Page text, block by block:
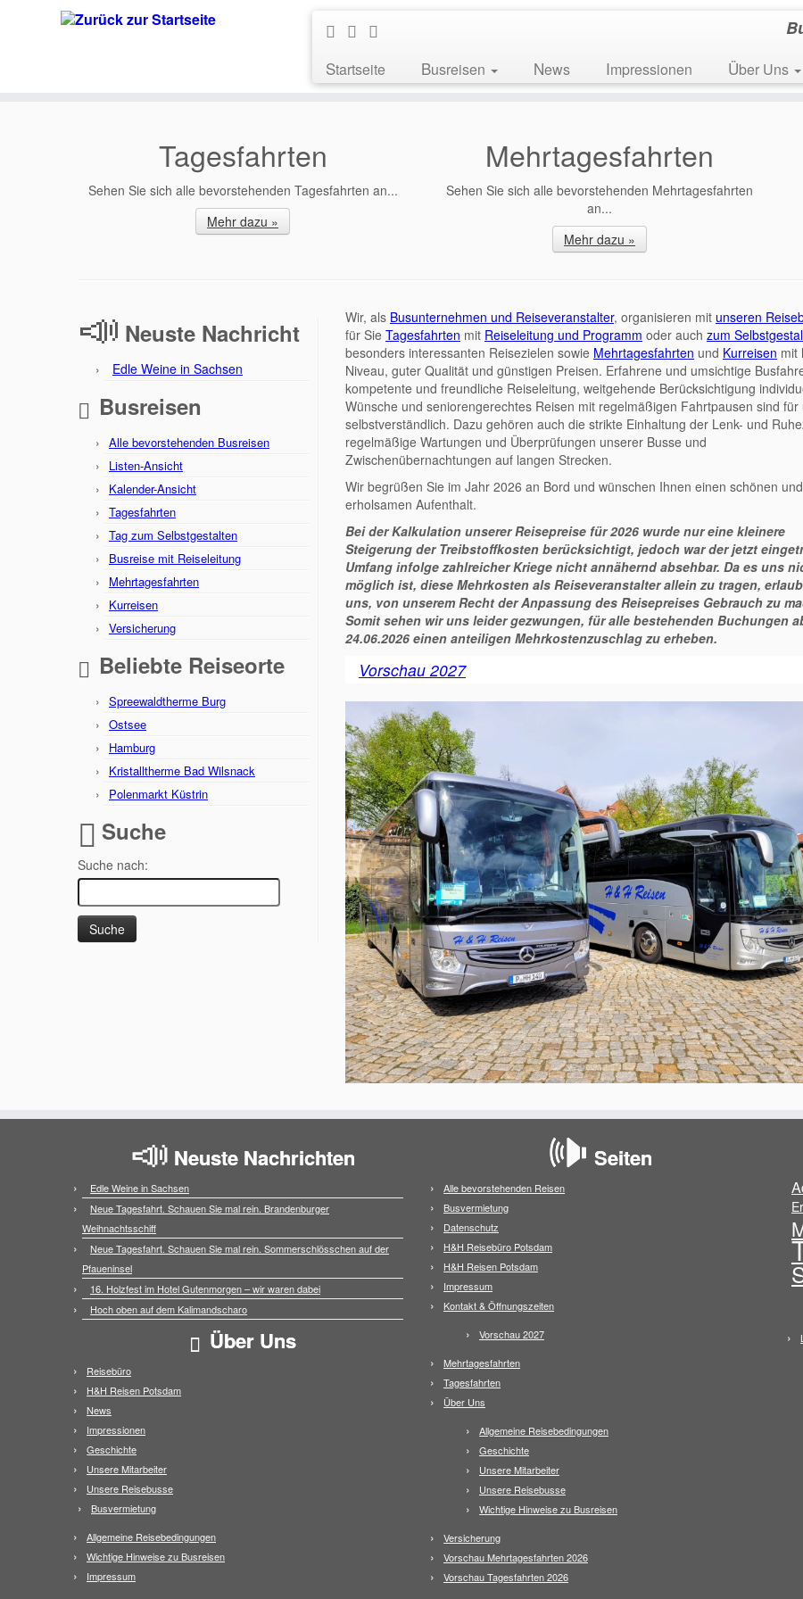
Startseite Busreisen News Impressionen Über Uns
Tagesfahrten
Sehen Sie sich alle bevorstehenden Tagesfahrten an...
Mehr dazu »
Mehrtagesfahrten
Sehen Sie sich alle bevorstehenden Mehrtagesfahrten
an...
Mehr dazu »
Neuste Nachricht
Edle Weine in Sachsen
Busreisen
Alle bevorstehenden Busreisen
Listen-Ansicht
Kalender-Ansicht
Tagesfahrten
Tag zum Selbstgestalten
Busreise mit Reiseleitung
Mehrtagesfahrten
Kurreisen
Versicherung
Beliebte Reiseorte
Spreewaldtherme Burg
Ostsee
Hamburg
Kristalltherme Bad Wilsnack
Polenmarkt Küstrin
Suche
Suche nach:
Wir, als Busunternehmen und Reiseveranstalter, organisieren mit unseren
für Sie Tagesfahrten mit Reiseleitung und Programm oder auch zum
besonders interessanten Reisezielen sowie Mehrtagesfahrten und Kurreisen mit
Niveau, guter Qualität und günstigen Preisen. Erfahrene und umsichtige
kompetente und freundliche Reiseleitung, weitgehende Berücksichtigung
Wünsche und seniorengerechtes Reisen mit regelmäßigen Fahrtpausen sind für
selbstverständlich. Dazu gehören auch die strikte Einhaltung der Lenk- und
regelmäßige Wartungen und Überprüfungen unserer Busse und
Zwischenübernachtungen auf langen Strecken.
Wir begrüßen Sie im Jahr 2026 an Bord und wünschen Ihnen einen schönen und
erholsamen Aufenthalt.
Bei der Kalkulation unserer Reisepreise für 2026 wurde nur eine kleinere
Steigerung der Treibstoffkosten berücksichtigt, jedoch war der jetzt
Umfang infolge zahlreicher Kriege nicht annähernd absehbar. Da es uns
möglich ist, diese Mehrkosten als Reiseveranstalter allein zu tragen,
uns, von unserem Recht der Anpassung des Reisepreises Gebrauch zu
Somit sehen wir uns leider gezwungen, für alle bestehenden Buchungen
24.06.2026 einen anteiligen Mehrkostenzuschlag zu erheben.
Vorschau 2027
Neuste Nachrichten
Edle Weine in Sachsen
Neue Tagesfahrt. Schauen Sie mal rein. Brandenburger
Weihnachtsschiff
Neue Tagesfahrt. Schauen Sie mal rein. Sommerschlösschen auf der
Pfaueninsel
16. Holzfest im Hotel Gutenmorgen – wir waren dabei
Hoch oben auf dem Kalimandscharo
Über Uns
Reisebüro
H&H Reisen Potsdam
News
Impressionen
Geschichte
Unsere Mitarbeiter
Unsere Reisebusse
Busvermietung
Allgemeine Reisebedingungen
Wichtige Hinweise zu Busreisen
Impressum
Seiten
Alle bevorstehenden Reisen
Busvermietung
Datenschutz
H&H Reisebüro Potsdam
H&H Reisen Potsdam
Impressum
Kontakt & Öffnungszeiten
Vorschau 2027
Mehrtagesfahrten
Tagesfahrten
Über Uns
Allgemeine Reisebedingungen
Geschichte
Unsere Mitarbeiter
Unsere Reisebusse
Wichtige Hinweise zu Busreisen
Versicherung
Vorschau Mehrtagesfahrten 2026
Vorschau Tagesfahrten 2026